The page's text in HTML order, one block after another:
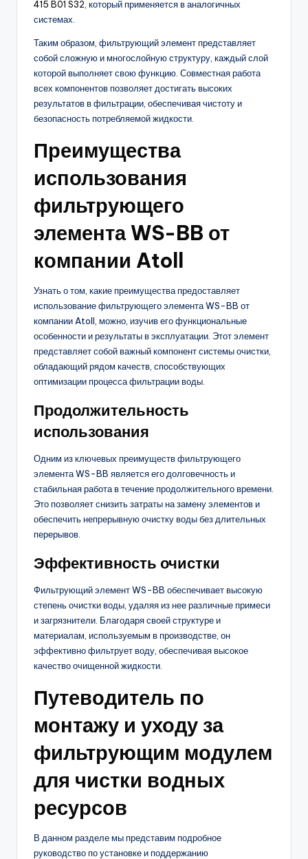
415 B01 S32 , который применяется в аналогичных
системах.
Таким образом, фильтрующий элемент представляет
собой сложную и многослойную структуру, каждый слой
которой выполняет свою функцию. Совместная работа
всех компонентов позволяет достигать высоких
результатов в фильтрации, обеспечивая чистоту и
безопасность потребляемой жидкости.
Преимущества
использования
фильтрующего
элемента WS-BB от
компании Atoll
Узнать о том, какие преимущества предоставляет
использование фильтрующего элемента WS-BB от
компании Atoll, можно, изучив его функциональные
особенности и результаты в эксплуатации. Этот элемент
представляет собой важный компонент системы очистки,
обладающий рядом качеств, способствующих
оптимизации процесса фильтрации воды.
Продолжительность
использования
Одним из ключевых преимуществ фильтрующего
элемента WS-BB является его долговечность и
стабильная работа в течение продолжительного времени.
Это позволяет снизить затраты на замену элементов и
обеспечить непрерывную очистку воды без длительных
перерывов.
Эффективность очистки
Фильтрующий элемент WS-BB обеспечивает высокую
степень очистки воды, удаляя из нее различные примеси
и загрязнители. Благодаря своей структуре и
материалам, используемым в производстве, он
эффективно фильтрует воду, обеспечивая высокое
качество очищенной жидкости.
Путеводитель по
монтажу и уходу за
фильтрующим модулем
для чистки водных
ресурсов
В данном разделе мы представим подробное
руководство по установке и поддержанию